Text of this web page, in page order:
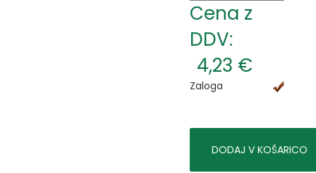
Cena z
DDV:
4,23 €
Zaloga
DODAJ V KOŠARICO